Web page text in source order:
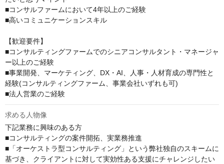
■コンサルファームにおいて4年以上のご経験
■高いコミュニケーションスキル
【歓迎要件】
■コンサルティングファームでのシニアコンサルタント・マネージャ
ー以上のご経験
■事業開発、マーケティング、DX・AI、人事・人材育成の専門性と
経験(コンサルティングファーム、事業会社いずれも可)
■法人営業のご経験
求める人物像
下記業務に興味のある方
■コンサルティングの案件開拓、実業務推進
■「オーケストラ型コンサルティング」という弊社独自のスキームに
基づき、クライアントに対して実効性ある支援にチャレンジしたい